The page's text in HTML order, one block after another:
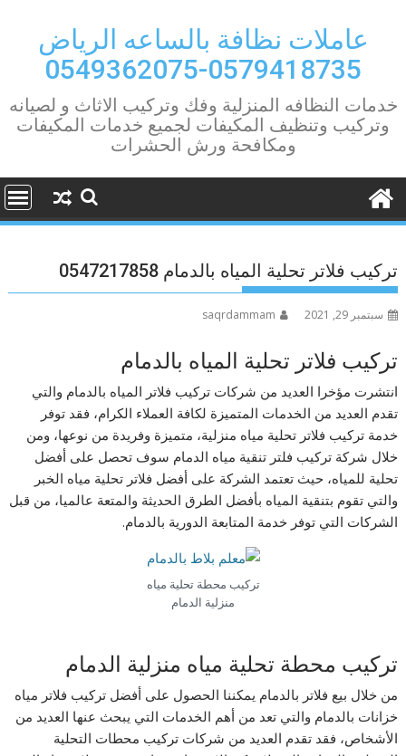
contentعاملات نظافة بالساعه الرياض
0579418735-0549362075
خدمات النظافه المنزلية وفك وتركيب الاثاث و لصيانه
وتركيب وتنظيف المكيفات لجميع خدمات المكيفات
ومكافحة ورش الحشرات
تركيب فلاتر تحلية المياه بالدمام 0547217858
سبتمبر 29, 2021 saqrdammam
تركيب فلاتر تحلية المياه بالدمام
انتشرت مؤخرا العديد من شركات تركيب فلاتر المياه بالدمام والتي
تقدم العديد من الخدمات المتميزة لكافة العملاء الكرام، فقد توفر
خدمة تركيب فلاتر تحلية مياه منزلية، متميزة وفريدة من نوعها، ومن
خلال شركة تركيب فلتر تنقية مياه الدمام سوف تحصل على أفضل
تحلية للمياه، حيث تعتمد الشركة على أفضل فلاتر تحلية مياه الخبر
والتي تقوم بتنقية المياه بأفضل الطرق الحديثة والمتعة عالميا، من قبل
الشركات التي توفر خدمة المتابعة الدورية بالدمام.
تركيب محطة تحلية مياه
منزلية الدمام
تركيب محطة تحلية مياه منزلية الدمام
من خلال بيع فلاتر بالدمام يمكننا الحصول على أفضل تركيب فلاتر مياه
خزانات بالدمام والتي تعد من أهم الخدمات التي يبحث عنها العديد من
الأشخاص، فقد تقدم العديد من شركات تركيب محطات التحلية